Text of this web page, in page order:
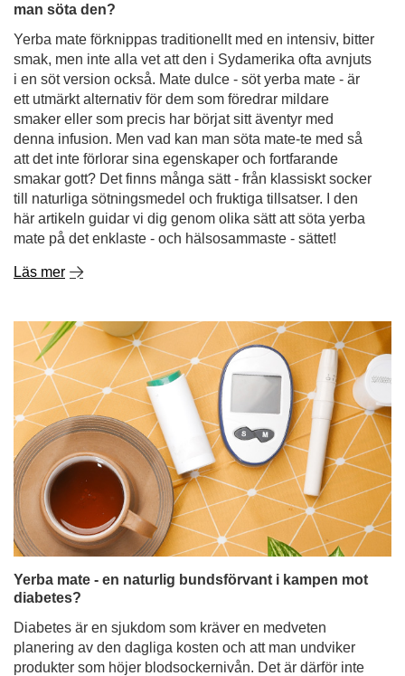
man söta den?
Yerba mate förknippas traditionellt med en intensiv, bitter
smak, men inte alla vet att den i Sydamerika ofta avnjuts
i en söt version också. Mate dulce - söt yerba mate - är
ett utmärkt alternativ för dem som föredrar mildare
smaker eller som precis har börjat sitt äventyr med
denna infusion. Men vad kan man söta mate-te med så
att det inte förlorar sina egenskaper och fortfarande
smakar gott? Det finns många sätt - från klassiskt socker
till naturliga sötningsmedel och fruktiga tillsatser. I den
här artikeln guidar vi dig genom olika sätt att söta yerba
mate på det enklaste - och hälsosammaste - sättet!
Läs mer
Yerba mate - en naturlig bundsförvant i kampen mot
diabetes?
Diabetes är en sjukdom som kräver en medveten
planering av den dagliga kosten och att man undviker
produkter som höjer blodsockernivån. Det är därför inte